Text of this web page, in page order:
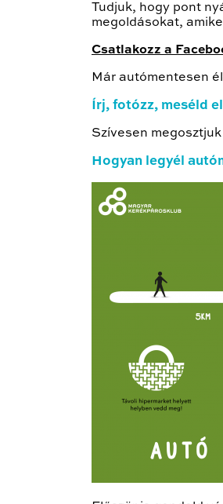
Tudjuk, hogy pont
megoldásokat,
Csatlakozz a
Már autómentesen
Írj, fotózz, meséld
Szívesen
Hogyan legyél